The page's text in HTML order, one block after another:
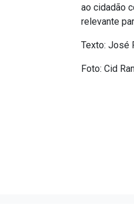
ao cidadão
relevante
Texto: José
Foto: Cid